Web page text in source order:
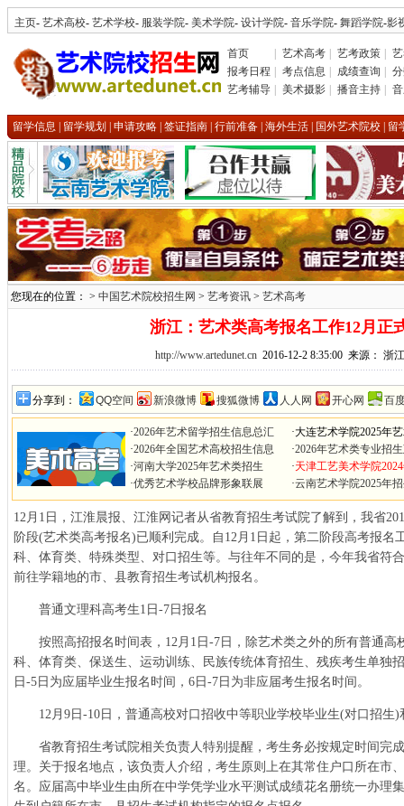
主页- 艺术高校- 艺术学校- 服装学院- 美术学院- 设计学院- 音乐学院- 舞蹈学院-影
首页 艺术高考 艺考政策
报考日程
考点信息 成绩查询
艺考辅导
美术摄影 播音主持
留学信息 留学规划 申请攻略 签证指南 行前准备 海外生活 国外艺术院校 留
您现在的位置： > 中国艺术院校招生网 > 艺考资讯 > 艺术高考
浙江：艺术类高考报名工作12月正
http://www.artedunet.cn2016-12-2 8:35:00 来源： 浙
分享到： QQ空间 新浪微博 搜狐微博 人人网 开心网 百
·2026年艺术留学招生信息总汇
·2026年全国艺术高校招生信息
·河南大学2025年艺术类招生
·优秀艺术学校品牌形象联展
·大连艺术学院2025年
·2026年艺术类专业招
·天津工艺美术学院
·云南艺术学院2025年
12月1日，江淮晨报、江淮网记者从省教育招生考试院了解到，我省
阶段(艺术类高考报名)已顺利完成。自12月1日起，第二阶段高考报名
科、体育类、特殊类型、对口招生等。与往年不同的是，今年我省符
前往学籍地的市、县教育招生考试机构报名。
普通文理科高考生1日-7日报名
按照高招报名时间表，12月1日-7日，除艺术类之外的所有普通高
科、体育类、保送生、运动训练、民族传统体育招生、残疾考生单独
日-5日为应届毕业生报名时间，6日-7日为非应届考生报名时间。
12月9日-10日，普通高校对口招收中等职业学校毕业生(对口招生)
省教育招生考试院相关负责人特别提醒，考生务必按规定时间完
理。关于报名地点，该负责人介绍，考生原则上在其常住户口所在市
名。应届高中毕业生由所在中学凭学业水平测试成绩花名册统一办理